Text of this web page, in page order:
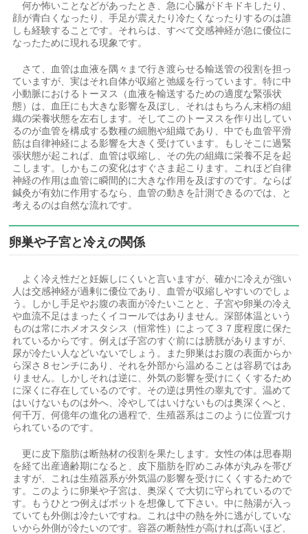
何か怖いことなどがあったとき、急に心臓がドキドキしたり、
顔が青白くなったり、手足が震えたり冷たくなったりするのは誰
しも経験することです。それらは、すべて交感神経が急に優位に
なったために現れる現象です。
さて、血管は血液を隅々まで行き渡らせる輸送管の役割を担っ
ていますが、実はそれ自体が収縮と弛緩を行っています。特に中
小動脈におけるトーヌス（血液を輸送するための適度な緊張状
態）は、血圧にも大きな影響を及ぼし、それはもちろん末梢の組
織の栄養状態を左右します。そしてこのトーヌスを作り出してい
るのが血管を構成する数種の細胞や組織であり、中でも血管平滑
筋は自律神経による影響を大きく受けています。もしそこに過緊
張状態が起これば、血管は収縮し、その先の組織に栄養不足を起
こします。しかもこの変化はすぐさま起こります。これほど自律
神経の作用は血管に瞬間的に大きな作用を及ぼすのです。ならば
鍼灸が有効に作用するなら、血管の動きを計測できるのでは、と
考えるのは自然な流れです。
卵巣や子宮と冷えの関係
よく冷え性だと妊娠しにくいと言いますが、確かに冷えが強い
人は交感神経が過剰に優位であり、血管が収縮しやすいのでしょ
う。しかし手足やお腹の表面が冷たいことと、子宮や卵巣の冷え
や血流不足はまったくイコールではありません。深部体温という
ものは常にホメオスタシス（恒常性）によって３７度程度に保た
れているからです。例えば子宮のすぐ前には膀胱がありますが、
尿が冷たい人などいないでしょう。また卵巣はお腹の表面からか
ら深さ８センチにあり、それを外部から温めることは容易ではあ
りません。しかしそれは逆に、外気の影響を受けにくくするため
に深くに存在しているのです。その逆は男性の睾丸です。温めて
はいけないものは外へ、冷やしてはいけないものは奥深くへと、
何千万、何億年の進化の過程で、生殖器系はこのように位置づけ
られているのです。
更に皮下脂肪は断熱材の役割を果たします。女性の体は思春期
を経て出産適齢期になると、皮下脂肪を貯めこみ体が丸みを帯び
ますが、これは生殖器系が外気温の影響を受けにくくするためで
す。このように卵巣や子宮は、奥深くで大切に守られているので
す。もうひとつ例えばポットを想像して下さい。中に熱湯が入っ
ていても外側は冷たいですね。これは中の熱を外に逃がしていな
いから外側が冷たいのです。容器の断熱性が高ければ高いほど、